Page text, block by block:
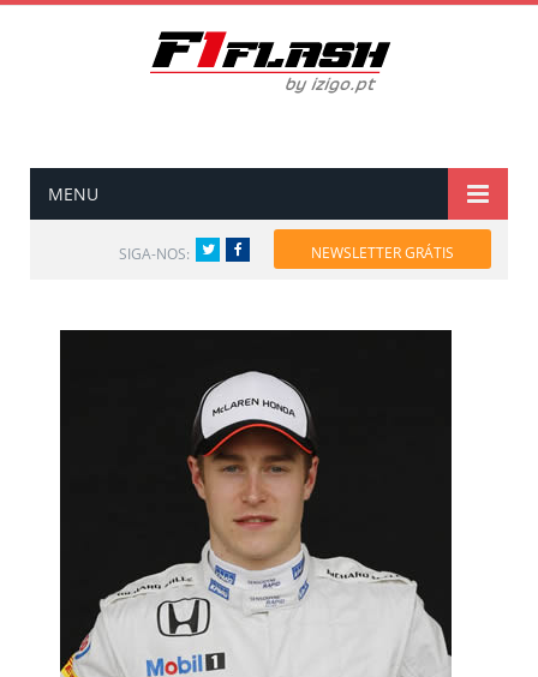
MENU
SIGA-NOS: TwitterFacebook NEWSLETTER GRÁTIS